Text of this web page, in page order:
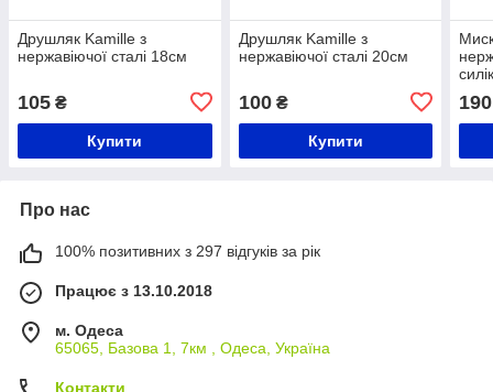
Друшляк Kamille з
нержавіючої сталі 18см
105 ₴
Купити
Друшляк Kamille з
нержавіючої сталі 20см
100₴
Купити
190
Про нас
100% позитивних з 297 відгуків за рік
Працює з 13.10.2018
м. Одеса
65065, Базова 1, 7км , Одеса, Україна
Контакти